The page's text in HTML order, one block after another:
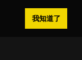
我知道了